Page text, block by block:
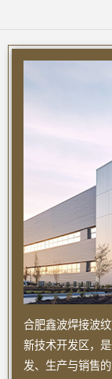
合肥鑫波焊接波
新技术开发区，
发、生产与销售